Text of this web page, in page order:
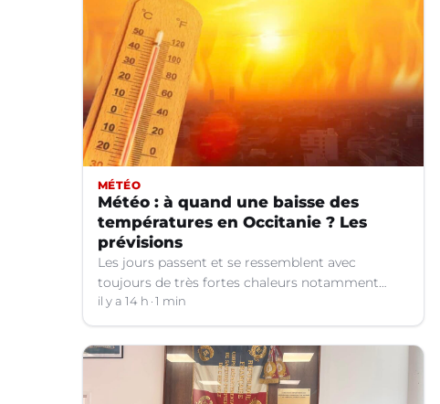
MÉTÉO
Météo : à quand une baisse des
températures en Occitanie ? Les
prévisions
Les jours passent et se ressemblent avec
toujours de très fortes chaleurs notamment
dans le Languedoc. Jusqu’à quand ?
il y a 14 h 1 min